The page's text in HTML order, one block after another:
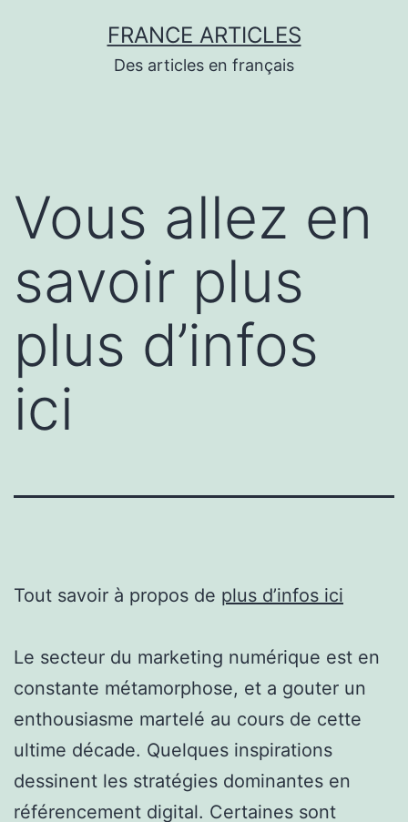
FRANCE ARTICLES
Des articles en français
Vous allez en
savoir plus
plus d’infos
ici
Tout savoir à propos de plus d’infos ici
Le secteur du marketing numérique est en
constante métamorphose, et a gouter un
enthousiasme martelé au cours de cette
ultime décade. Quelques inspirations
dessinent les stratégies dominantes en
référencement digital. Certaines sont